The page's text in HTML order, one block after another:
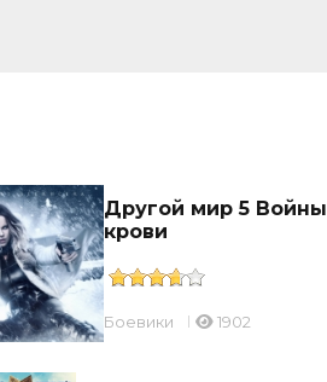
Другой мир 5 Войны
крови
Боевики 1902